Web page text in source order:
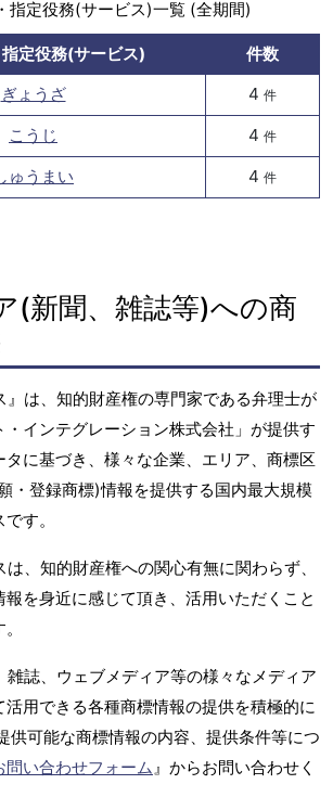
指定役務(サービス)一覧 (全期間)
定役務(サービス)
件数
ぎょうざ
4 件
こうじ 4 件
ゅうまい 4 件
(新聞、雑誌等)への商
』は、知的財産権の専門家である弁理士が
インテグレーション株式会社」が提供す
タに基づき、様々な企業、エリア、商標区
・登録商標)情報を提供する国内最大規模
す。
、知的財産権への関心有無に関わらず、
を身近に感じて頂き、活用いただくこと
雑誌、ウェブメディア等の様々なメディア
用できる各種商標情報の提供を積極的に
供可能な商標情報の内容、提供条件等につ
問い合わせフォーム』からお問い合わせく